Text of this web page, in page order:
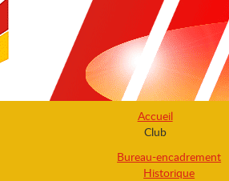
Accueil
Club
Bureau-encadrement
Historique